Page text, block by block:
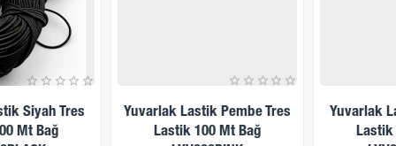
Yuvarlak Lastik Pembe Tres
Lastik 100 Mt Bağ
Yuvarlak Lastik Bordo Tres
Lastik 100 Mt Bağ